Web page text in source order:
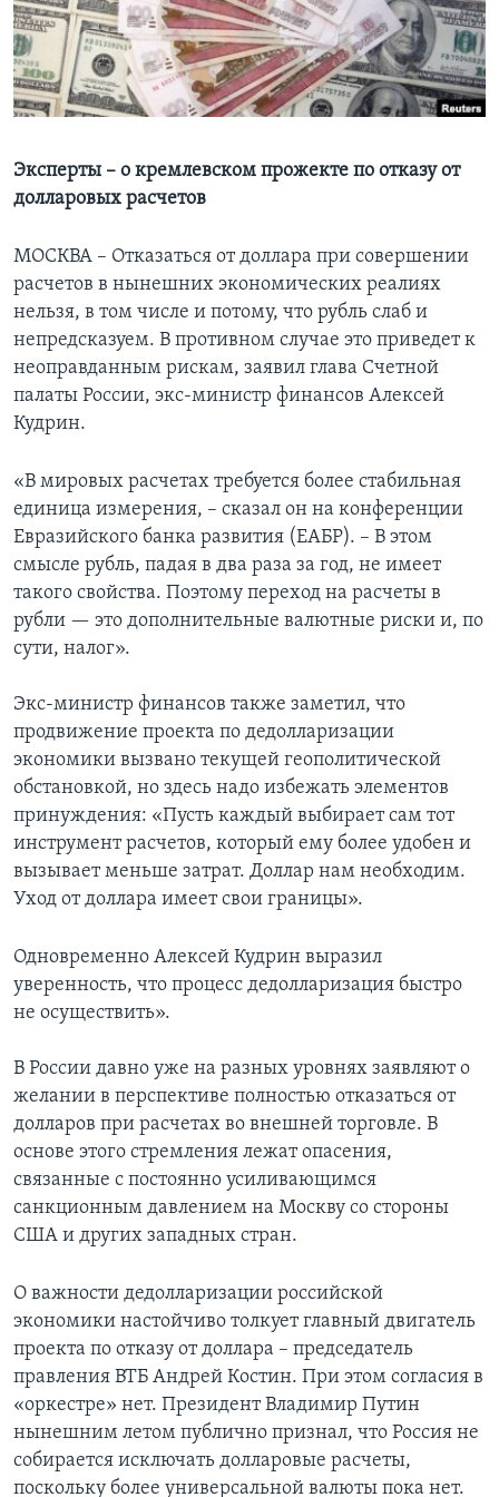
Learning English
СОЦИАЛЬНЫЕ СЕТИ
Языки
Эксперты – о кремлевском прожекте по отказу от
долларовых расчетов
МОСКВА – Отказаться от доллара при совершении
расчетов в нынешних экономических реалиях
нельзя, в том числе и потому, что рубль слаб и
непредсказуем. В противном случае это приведет к
неоправданным рискам, заявил глава Счетной
палаты России, экс-министр финансов Алексей
Кудрин.
«В мировых расчетах требуется более стабильная
единица измерения, – сказал он на конференции
Евразийского банка развития (ЕАБР). – В этом
смысле рубль, падая в два раза за год, не имеет
такого свойства. Поэтому переход на расчеты в
рубли — это дополнительные валютные риски и, по
сути, налог».
Экс-министр финансов также заметил, что
продвижение проекта по дедолларизации
экономики вызвано текущей геополитической
обстановкой, но здесь надо избежать элементов
принуждения: «Пусть каждый выбирает сам тот
инструмент расчетов, который ему более удобен и
вызывает меньше затрат. Доллар нам необходим.
Уход от доллара имеет свои границы».
Одновременно Алексей Кудрин выразил
уверенность, что процесс дедолларизация быстро
не осуществить».
В России давно уже на разных уровнях заявляют о
желании в перспективе полностью отказаться от
долларов при расчетах во внешней торговле. В
основе этого стремления лежат опасения,
связанные с постоянно усиливающимся
санкционным давлением на Москву со стороны
США и других западных стран.
О важности дедолларизации российской
экономики настойчиво толкует главный двигатель
проекта по отказу от доллара – председатель
правления ВТБ Андрей Костин. При этом согласия в
«оркестре» нет. Президент Владимир Путин
нынешним летом публично признал, что Россия не
собирается исключать долларовые расчеты,
поскольку более универсальной валюты пока нет.